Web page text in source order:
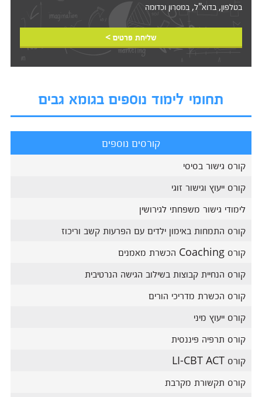
בטלפון, בדוא"ל, במסרון וכדומה‎‎
שליחת פרטים >
תחומי לימוד נוספים בגומא גבים
קורסים נוספים
קורס גישור בסיסי
קורס ייעוץ וגישור זוגי
לימודי גישור משפחתי לגירושין
קורס התמחות באימון ילדים עם הפרעות קשב וריכוז
קורס Coaching הכשרת מאמנים
קורס הנחיית קבוצות בשילוב הגישה הנרטיבית
קורס הכשרת מדריכי הורים
קורס ייעוץ מיני
קורס תרפיה פיננסית
קורס LI-CBT ACT
קורס תקשורת מקרבת